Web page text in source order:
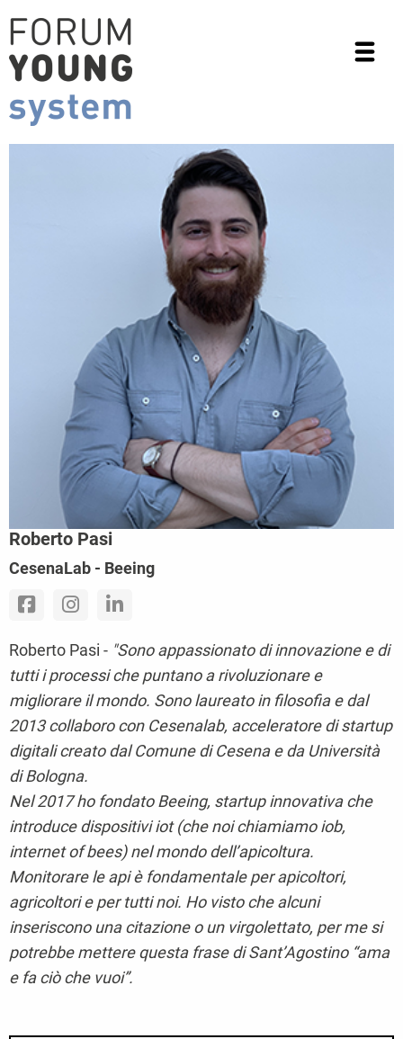
Roberto Pasi
CesenaLab - Beeing
Roberto Pasi - "Sono appassionato di innovazione e di
tutti i processi che puntano a rivoluzionare e
migliorare il mondo. Sono laureato in filosofia e dal
2013 collaboro con Cesenalab, acceleratore di startup
digitali creato dal Comune di Cesena e da Università
di Bologna.
Nel 2017 ho fondato Beeing, startup innovativa che
introduce dispositivi iot (che noi chiamiamo iob,
internet of bees) nel mondo dell’apicoltura.
Monitorare le api è fondamentale per apicoltori,
agricoltori e per tutti noi. Ho visto che alcuni
inseriscono una citazione o un virgolettato, per me si
potrebbe mettere questa frase di Sant’Agostino “ama
e fa ciò che vuoi”.